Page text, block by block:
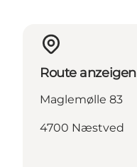
Route anzeigen
Maglemølle 83
4700 Næstved